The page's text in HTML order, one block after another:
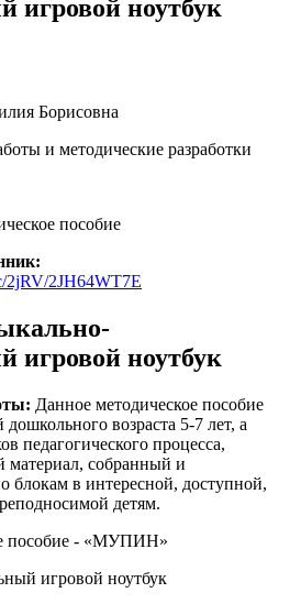
игровой ноутбук
Борисовна
и методические разработки
пособие
2jRV/2JH64WT7E
игровой ноутбук
Данное методическое пособие
дошкольного возраста 5-7 лет, а
педагогического процесса,
материал, собранный и
блокам в интересной, доступной,
детям.
пособие - «МУПИН»
игровой ноутбук